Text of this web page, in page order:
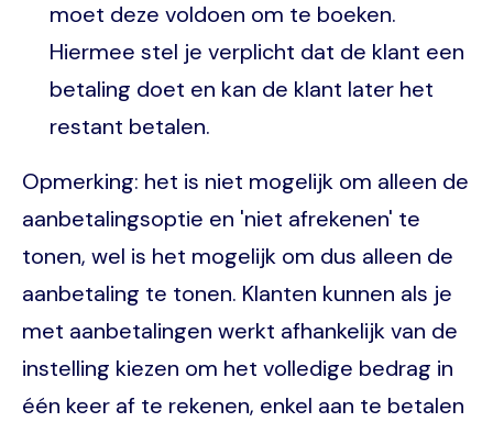
moet deze voldoen om te boeken.
Hiermee stel je verplicht dat de klant een
betaling doet en kan de klant later het
restant betalen.
Opmerking: het is niet mogelijk om alleen de
aanbetalingsoptie en 'niet afrekenen' te
tonen, wel is het mogelijk om dus alleen de
aanbetaling te tonen. Klanten kunnen als je
met aanbetalingen werkt afhankelijk van de
instelling kiezen om het volledige bedrag in
één keer af te rekenen, enkel aan te betalen